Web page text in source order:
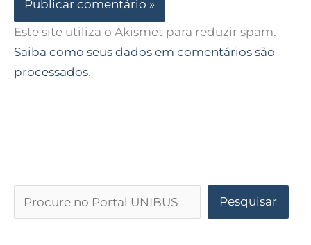
Este site utiliza o Akismet para reduzir spam.
Saiba como seus dados em comentários são
processados.
Pesquisar